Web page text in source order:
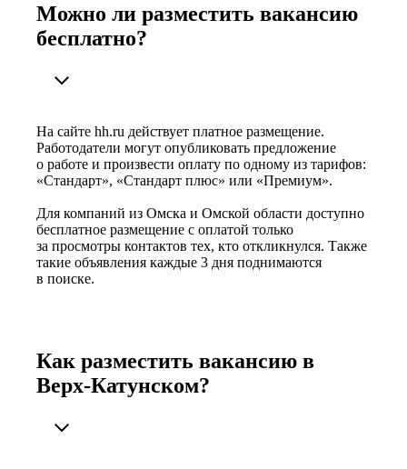
Можно ли разместить вакансию
бесплатно?
На сайте hh.ru действует платное размещение.
Работодатели могут опубликовать предложение
о работе и произвести оплату по одному из тарифов:
«Стандарт», «Стандарт плюс» или «Премиум».
Для компаний из Омска и Омской области доступно
бесплатное размещение с оплатой только
за просмотры контактов тех, кто откликнулся. Также
такие объявления каждые 3 дня поднимаются
в поиске.
Как разместить вакансию в
Верх-Катунском?